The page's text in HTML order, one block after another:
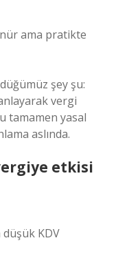
ama pratikte
şey şu:
vergi
tamamen yasal
aslında.
etkisi
düşük KDV